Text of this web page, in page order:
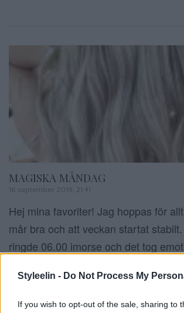
Styleelin - Do Not Process My
If you wish to opt-out of the sale, sharing to
MAGISKA MÅNDAG
16 september 2019, 21:41
Hej mina favoriter! Jag hoppas för
mår bra och att veckan startat
ringde 06.00 imorse och det tog
att lämna sängen. Jag går alltid upp
familjen: vaknar oftast utav en varm
nacken, en hund i knävecket och